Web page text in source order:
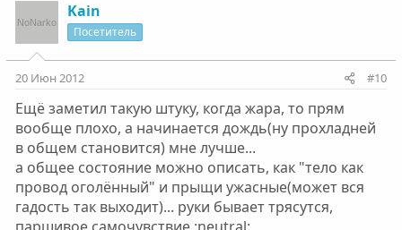
Kain
Посетитель
20 Июн 2012 #10
Ещё заметил такую штуку, когда жара, то прям
вообще плохо, а начинается дождь(ну прохладней
в общем становится) мне лучше...
а общее состояние можно описать, как "тело как
провод оголённый" и прыщи ужасные(может вся
гадость так выходит)... руки бывает трясутся,